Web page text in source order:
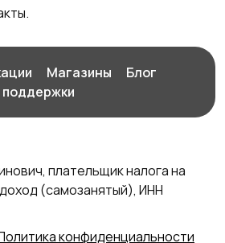
Магазины
Блог
плательщик налога на
(самозанятый), ИНН
конфиденциальности